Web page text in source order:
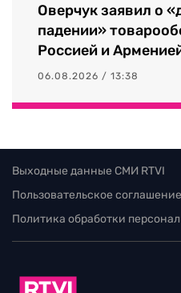
Оверчук заявил о
падении»
Россией и
06.08.2026 / 13:38
Выходные данные СМИ RTVI
Пользовательское соглашение
Политика обработки